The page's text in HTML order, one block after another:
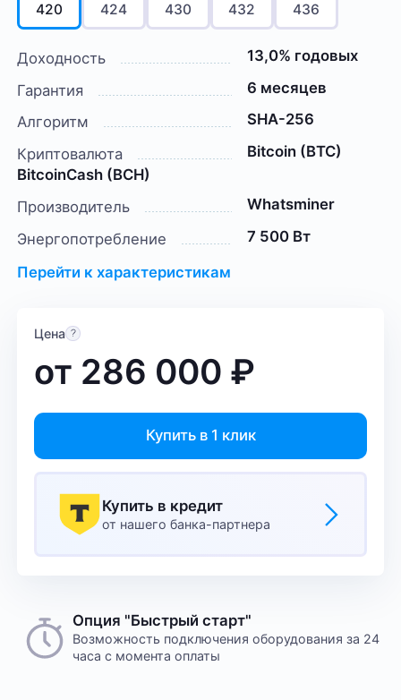
420 424 430 432 436
Доходность
13,0% годовых
Гарантия
6 месяцев
Алгоритм
SHA-256
Криптовалюта
Bitcoin (BTC)
BitcoinCash (BCH)
Производитель
Whatsminer
Энергопотребление
7 500 Вт
Перейти к характеристикам
Цена
от 286 000 ₽
Купить в 1 клик
Купить в кредит
от нашего банка-партнера
Опция "Быстрый старт"
Возможность подключения оборудования за 24
часа с момента оплаты